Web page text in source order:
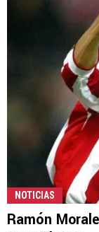
NOTICIAS
Ramón